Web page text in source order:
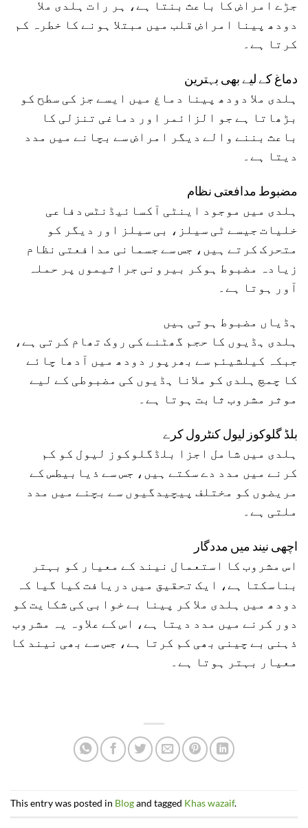
جڑے امراض کا باعث بنتا ہے، ہر رات ہلدی ملا
دودھ پینا امراض قلب میں مبتلا ہونے کا خطرہ کم
کرتا ہے۔
دماغ کے لیے بھی بہترین
ہلدی ملا دودھ پینا دماغ میں ایسے جز کی سطح کو
بڑھاتا ہے جو الزائمر اور دماغی تنزلی کا
باعث بننے والے دیگر امراض سے بچانے میں مدد
دیتا ہے۔
مضبوط مدافعتی نظام
ہلدی میں موجود اینٹی آکسائیڈنٹس دفاعی
خلیات جیسے ٹی سیلز، بی سیلز اور دیگر کو
متحرک کرتے ہیں، جس سے جسمانی مدافعتی نظام
زیادہ مضبوط ہوکر بیرونی جراثیموں پر حملہ
آور ہوتا ہے۔
ہڈیاں مضبوط ہوتی ہیں
ہلدی ہڈیوں کا حجم گھٹنے کی روک تھام کرتی ہے،
جبکہ کیلشیئم سے بھرپور دودھ میں آدھا چائے
کا چمچ ہلدی کو ملانا ہڈیوں کی مضبوطی کے لیے
موثر مشروب ثابت ہوتا ہے۔
بلڈ گلوکوز لیول کنٹرول کرے
ہلدی میں شامل اجزا بلڈگلوکوز لیول کو کم
کرنے میں مدد دے سکتے ہیں، جس سے ذیابیطس کے
مریضوں کو مختلف پیچیدگیوں سے بچنے میں مدد
ملتی ہے۔
اچھی نیند میں مددگار
اس مشروب کا استعمال نیند کے معیار کو بہتر
بناسکتا ہے، ایک تحقیق میں دریافت کیا گیا کہ
دودھ میں ہلدی ملا کر پینا بے خوابی کی شکایت کو
دور کرنے میں مدد دیتا ہے، اس کے علاوہ یہ مشروب
ذہنی بے چینی بھی کم کرتا ہے، جس سے بھی نیند کا
معیار بہتر ہوتا ہے۔
This entry was posted in Blogand tagged Khas wazaif.